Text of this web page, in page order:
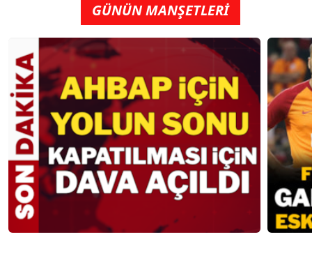
GÜNÜN MANŞETLERİ